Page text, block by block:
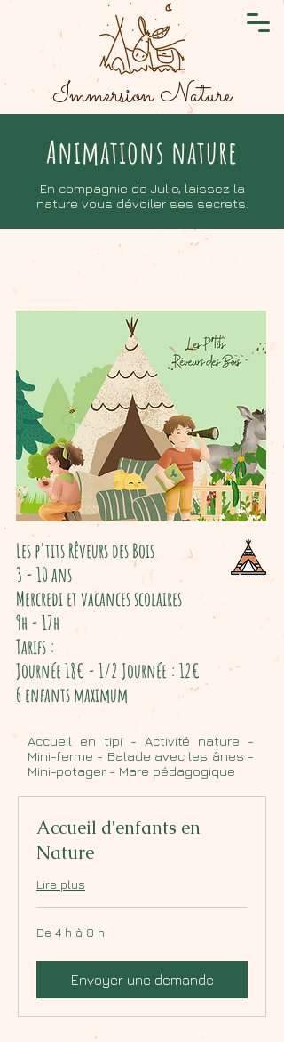
Immersion Nature
Animations nature
En compagnie de Julie, laissez la
nature vous dévoiler ses secrets.
Les p'tits Rêveurs des Bois
3 - 10 ans
Mercredi et vacances scolaires
9h - 17h
Tarifs :
Journée 18€ -1/2 Journée : 12€
6 enfants maximum
Accueil en tipi - Activité nature -
Mini-ferme - Balade avec les ânes -
Mini-potager - Mare pédagogique
Accueil d'enfants en
Nature
Lire plus
De 4 h à 8 h
Envoyer une demande